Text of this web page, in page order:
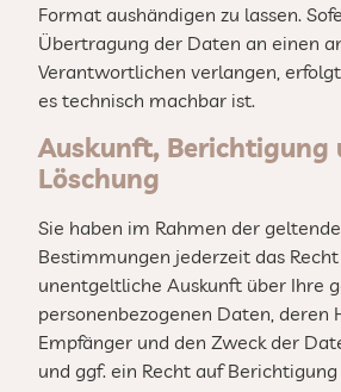
Format aushändigen zu lassen.
Übertragung der Daten an einen
Verantwortlichen verlangen,
es technisch machbar ist.
Auskunft, Berichtigung
Löschung
Sie haben im Rahmen der
Bestimmungen jederzeit das
unentgeltliche Auskunft über Ihre
personenbezogenen Daten, deren
Empfänger und den Zweck der
und ggf. ein Recht auf